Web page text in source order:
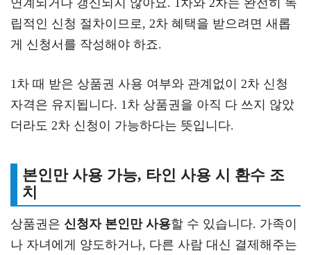
립적인 신청 절차이므로, 2차 혜택을 받으려면 새롭
게 신청서를 작성해야 하죠.
1차 때 받은 상품권 사용 여부와 관계없이 2차 신청
자격은 유지됩니다. 1차 상품권을 아직 다 쓰지 않았
더라도 2차 신청이 가능하다는 뜻입니다.
본인만 사용 가능, 타인 사용 시 환수 조
치
상품권은 신청자 본인만 사용할 수 있습니다. 가족이
나 자녀에게 양도하거나, 다른 사람 대신 결제해주는